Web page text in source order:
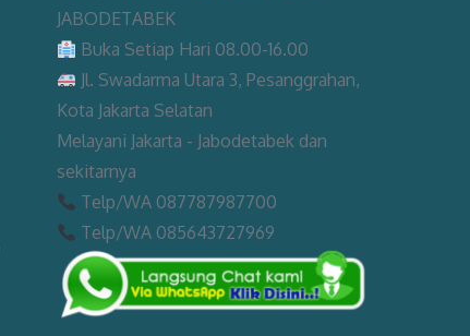
JABODETABEK
Buka Setiap Hari 08.00-16.00
Jl. Swadarma Utara 3, Pesanggrahan,
Kota Jakarta Selatan
Melayani Jakarta - Jabodetabek dan
sekitarnya
Telp/WA 087787987700
Telp/WA 085643727969